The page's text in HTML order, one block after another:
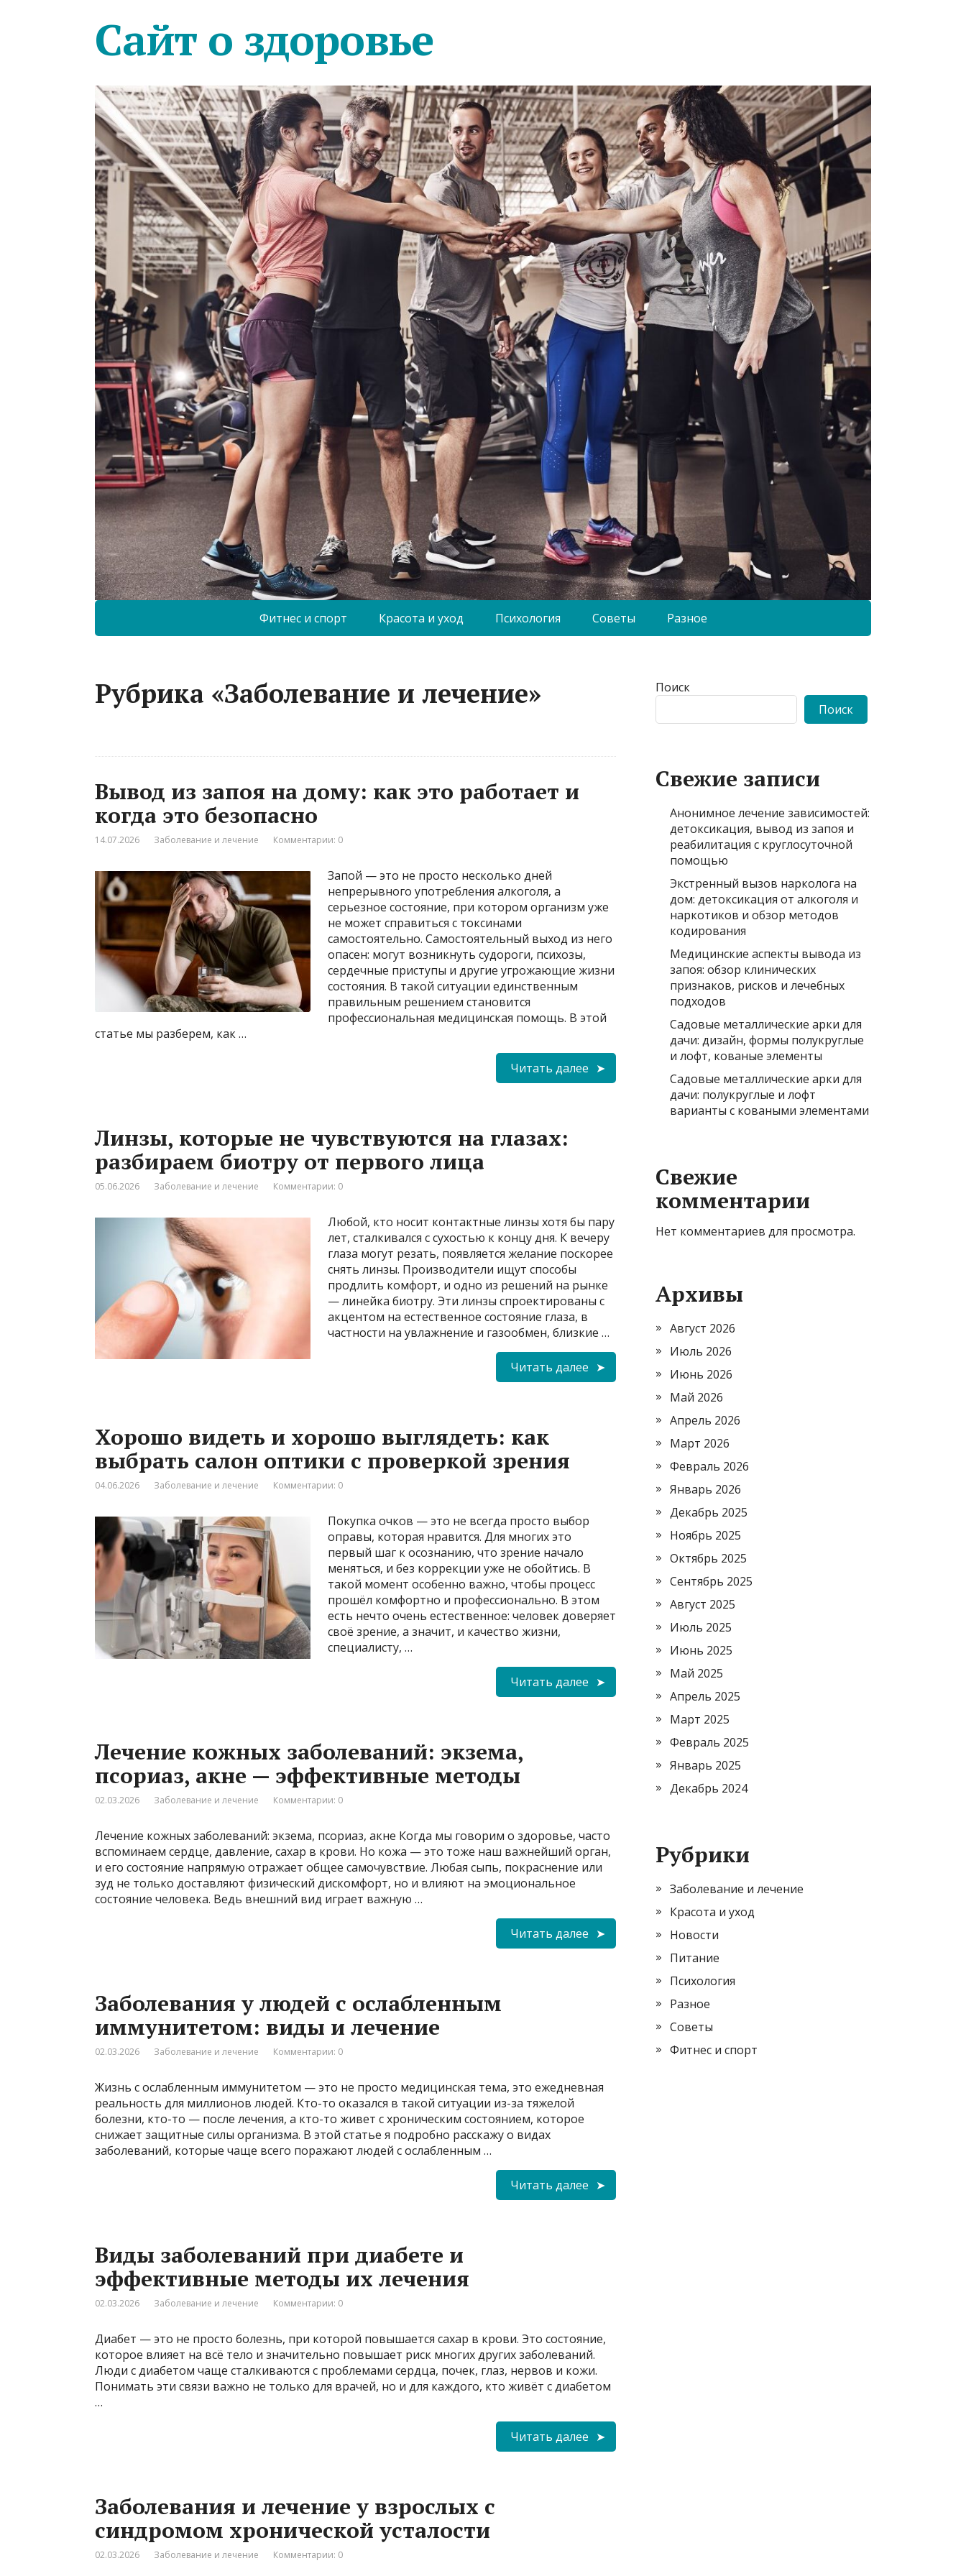
Сайт о здоровье
Фитнес и спорт Красота и уход Психология Советы Разное
Рубрика «Заболевание и лечение»
Вывод из запоя на дому: как это работает и
когда это безопасно
14.07.2026 Заболевание и лечение Комментарии: 0
Запой — это не просто несколько дней
непрерывного употребления алкоголя, а
серьезное состояние, при котором организм уже
не может справиться с токсинами
самостоятельно. Самостоятельный выход из него
опасен: могут возникнуть судороги, психозы,
сердечные приступы и другие угрожающие жизни
состояния. В такой ситуации единственным
правильным решением становится
профессиональная медицинская помощь. В этой
статье мы разберем, как …
Читать далее
Линзы, которые не чувствуются на глазах:
разбираем биотру от первого лица
05.06.2026 Заболевание и лечение Комментарии: 0
Любой, кто носит контактные линзы хотя бы пару
лет, сталкивался с сухостью к концу дня. К вечеру
глаза могут резать, появляется желание поскорее
снять линзы. Производители ищут способы
продлить комфорт, и одно из решений на рынке
— линейка биотру. Эти линзы спроектированы с
акцентом на естественное состояние глаза, в
частности на увлажнение и газообмен, близкие …
Читать далее
Хорошо видеть и хорошо выглядеть: как
выбрать салон оптики с проверкой зрения
04.06.2026 Заболевание и лечение Комментарии: 0
Покупка очков — это не всегда просто выбор
оправы, которая нравится. Для многих это
первый шаг к осознанию, что зрение начало
меняться, и без коррекции уже не обойтись. В
такой момент особенно важно, чтобы процесс
прошёл комфортно и профессионально. В этом
есть нечто очень естественное: человек доверяет
своё зрение, а значит, и качество жизни,
специалисту, …
Читать далее
Лечение кожных заболеваний: экзема,
псориаз, акне — эффективные методы
02.03.2026 Заболевание и лечение Комментарии: 0
Лечение кожных заболеваний: экзема, псориаз, акне Когда мы говорим о здоровье, часто
вспоминаем сердце, давление, сахар в крови. Но кожа — это тоже наш важнейший орган,
и его состояние напрямую отражает общее самочувствие. Любая сыпь, покраснение или
зуд не только доставляют физический дискомфорт, но и влияют на эмоциональное
состояние человека. Ведь внешний вид играет важную …
Читать далее
Заболевания у людей с ослабленным
иммунитетом: виды и лечение
02.03.2026 Заболевание и лечение Комментарии: 0
Жизнь с ослабленным иммунитетом — это не просто медицинская тема, это ежедневная
реальность для миллионов людей. Кто-то оказался в такой ситуации из-за тяжелой
болезни, кто-то — после лечения, а кто-то живет с хроническим состоянием, которое
снижает защитные силы организма. В этой статье я подробно расскажу о видах
заболеваний, которые чаще всего поражают людей с ослабленным …
Читать далее
Виды заболеваний при диабете и
эффективные методы их лечения
02.03.2026 Заболевание и лечение Комментарии: 0
Диабет — это не просто болезнь, при которой повышается сахар в крови. Это состояние,
которое влияет на всё тело и значительно повышает риск многих других заболеваний.
Люди с диабетом чаще сталкиваются с проблемами сердца, почек, глаз, нервов и кожи.
Понимать эти связи важно не только для врачей, но и для каждого, кто живёт с диабетом
…
Читать далее
Заболевания и лечение у взрослых с
синдромом хронической усталости
02.03.2026 Заболевание и лечение Комментарии: 0
Поиск
Поиск
Свежие записи
Анонимное лечение зависимостей:
детоксикация, вывод из запоя и
реабилитация с круглосуточной
помощью
Экстренный вызов нарколога на
дом: детоксикация от алкоголя и
наркотиков и обзор методов
кодирования
Медицинские аспекты вывода из
запоя: обзор клинических
признаков, рисков и лечебных
подходов
Садовые металлические арки для
дачи: дизайн, формы полукруглые
и лофт, кованые элементы
Садовые металлические арки для
дачи: полукруглые и лофт
варианты с коваными элементами
Свежие
комментарии
Нет комментариев для просмотра.
Архивы
Август 2026
Июль 2026
Июнь 2026
Май 2026
Апрель 2026
Март 2026
Февраль 2026
Январь 2026
Декабрь 2025
Ноябрь 2025
Октябрь 2025
Сентябрь 2025
Август 2025
Июль 2025
Июнь 2025
Май 2025
Апрель 2025
Март 2025
Февраль 2025
Январь 2025
Декабрь 2024
Рубрики
Заболевание и лечение
Красота и уход
Новости
Питание
Психология
Разное
Советы
Фитнес и спорт